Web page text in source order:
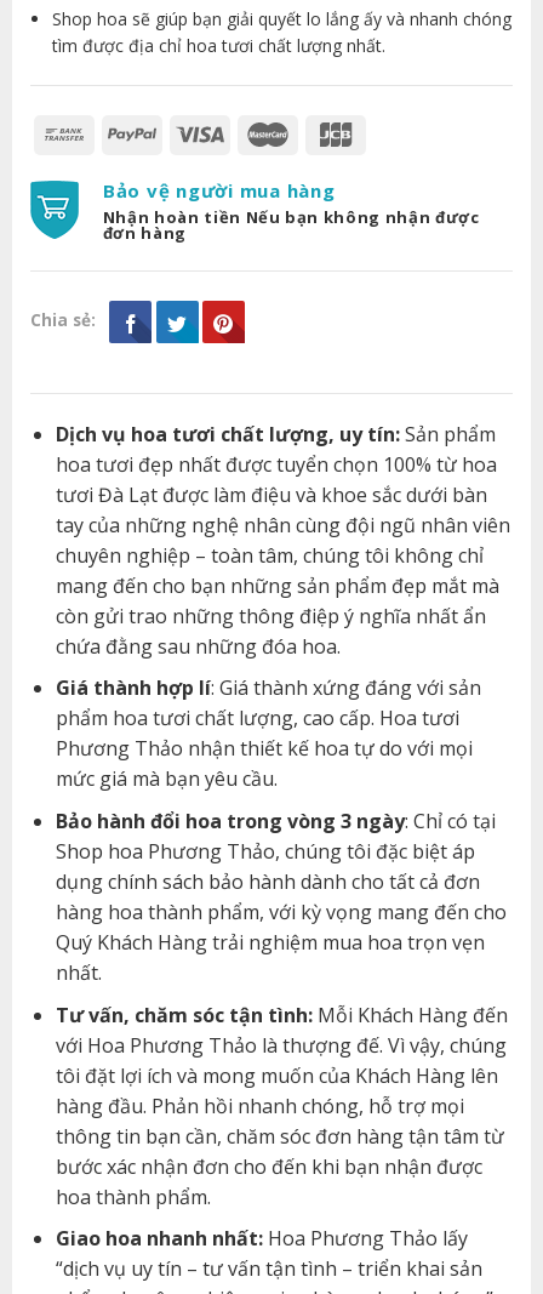
Shop hoa sẽ giúp bạn giải quyết lo lắng ấy và nhanh chóng
tìm được địa chỉ hoa tươi chất lượng nhất.
Bảo vệ người mua hàng
Nhận hoàn tiền Nếu bạn không nhận được
đơn hàng
Chia sẻ:
Dịch vụ hoa tươi chất lượng, uy tín:Sản phẩm
hoa tươi đẹp nhất được tuyển chọn 100% từ hoa
tươi Đà Lạt được làm điệu và khoe sắc dưới bàn
tay của những nghệ nhân cùng đội ngũ nhân viên
chuyên nghiệp – toàn tâm, chúng tôi không chỉ
mang đến cho bạn những sản phẩm đẹp mắt mà
còn gửi trao những thông điệp ý nghĩa nhất ẩn
chứa đằng sau những đóa hoa.
Giá thành hợp lí: Giá thành xứng đáng với sản
phẩm hoa tươi chất lượng, cao cấp. Hoa tươi
Phương Thảo nhận thiết kế hoa tự do với mọi
mức giá mà bạn yêu cầu.
Bảo hành đổi hoa trong vòng 3 ngày: Chỉ có tại
Shop hoa Phương Thảo, chúng tôi đặc biệt áp
dụng chính sách bảo hành dành cho tất cả đơn
hàng hoa thành phẩm, với kỳ vọng mang đến cho
Quý Khách Hàng trải nghiệm mua hoa trọn vẹn
nhất.
Tư vấn, chăm sóc tận tình:Mỗi Khách Hàng đến
với Hoa Phương Thảo là thượng đế. Vì vậy, chúng
tôi đặt lợi ích và mong muốn của Khách Hàng lên
hàng đầu. Phản hồi nhanh chóng, hỗ trợ mọi
thông tin bạn cần, chăm sóc đơn hàng tận tâm từ
bước xác nhận đơn cho đến khi bạn nhận được
hoa thành phẩm.
Giao hoa nhanh nhất:Hoa Phương Thảo lấy
“dịch vụ uy tín – tư vấn tận tình – triển khai sản